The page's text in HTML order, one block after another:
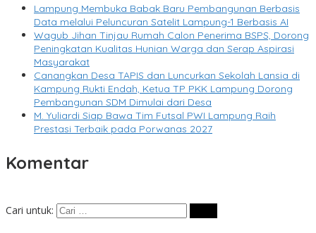
Lampung Membuka Babak Baru Pembangunan Berbasis
Data melalui Peluncuran Satelit Lampung-1 Berbasis AI
Wagub Jihan Tinjau Rumah Calon Penerima BSPS, Dorong
Peningkatan Kualitas Hunian Warga dan Serap Aspirasi
Masyarakat
Canangkan Desa TAPIS dan Luncurkan Sekolah Lansia di
Kampung Rukti Endah, Ketua TP PKK Lampung Dorong
Pembangunan SDM Dimulai dari Desa
M. Yuliardi Siap Bawa Tim Futsal PWI Lampung Raih
Prestasi Terbaik pada Porwanas 2027
Komentar
Cari untuk: